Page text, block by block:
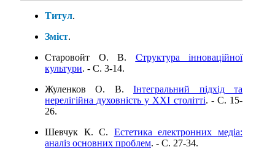
Титул.
Зміст.
Старовойт О. В. Структура інноваційної
культури. - C. 3-14.
Жуленков О. В.Інтегральний підхід та
нерелігійна духовність у XXI столітті. - C. 15-
26.
Шевчук К. С. Естетика електронних медіа:
аналіз основних проблем. - C. 27-34.